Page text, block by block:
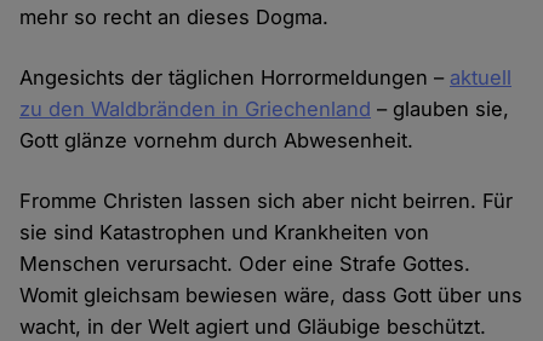
mehr so recht an dieses Dogma.
Angesichts der täglichen Horrormeldungen – aktuell
zu den Waldbränden in Griechenland – glauben sie,
Gott glänze vornehm durch Abwesenheit.
Fromme Christen lassen sich aber nicht beirren. Für
sie sind Katastrophen und Krankheiten von
Menschen verursacht. Oder eine Strafe Gottes.
Womit gleichsam bewiesen wäre, dass Gott über uns
wacht, in der Welt agiert und Gläubige beschützt.